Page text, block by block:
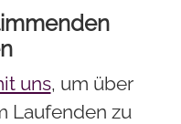
uns, um über
Laufenden zu